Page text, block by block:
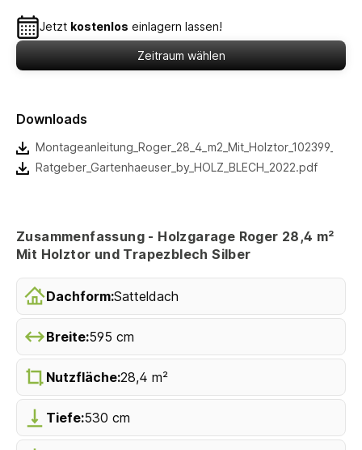
Jetzt kostenlos einlagern lassen!
Zeitraum wählen
Downloads
Ratgeber_Gartenhaeuser_by_HOLZ_BLECH_2022.pdf
Zusammenfassung - Holzgarage Roger 28,4 m²
Mit Holztor und Trapezblech Silber
Dachform:Satteldach
Breite:595 cm
Nutzfläche:28,4 m²
Tiefe:530 cm